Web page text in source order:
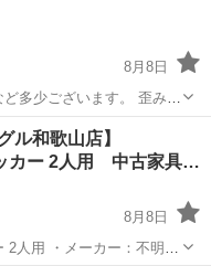
8月8日
ど多少ございます。 歪みが
も販売中です。 販売済...
家具 店頭
ル和歌山店】
カー 2人用 中古家具…
8月8日
2人用 ・メーカー：不明